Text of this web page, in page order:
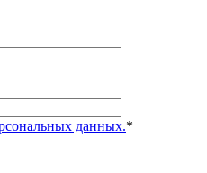
данных.*